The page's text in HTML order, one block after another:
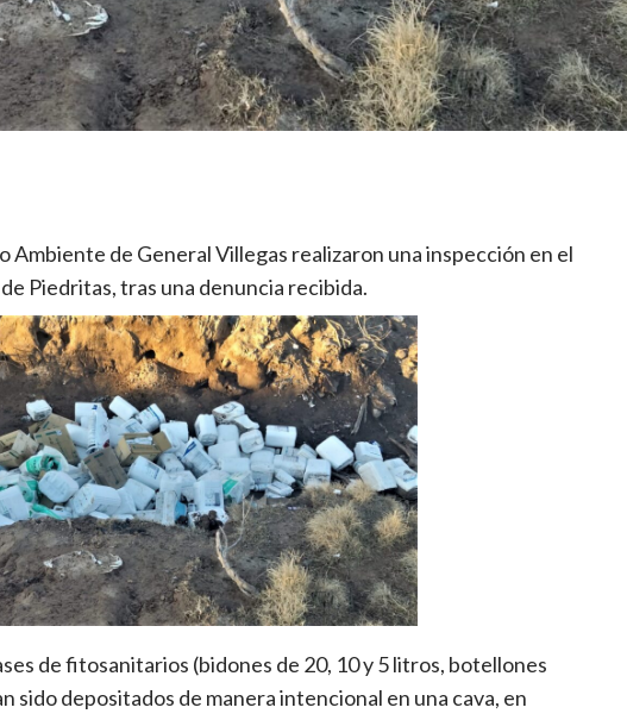
de General Villegas realizaron una inspección en el
Piedritas, tras una denuncia recibida.
de fitosanitarios (bidones de 20, 10 y 5 litros, botellones
sido depositados de manera intencional en una cava, en